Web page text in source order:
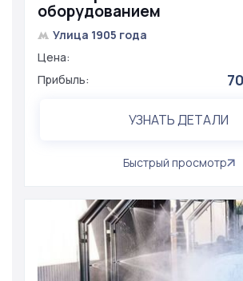
оборудованием
Улица 1905 года
Цена:
Прибыль:
УЗНАТЬ ДЕТАЛИ
Быстрый просмотр